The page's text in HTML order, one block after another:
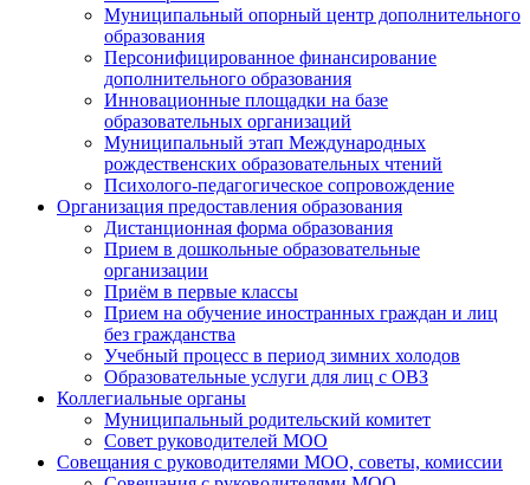
Муниципальный опорный центр дополнительного
образования
Персонифицированное финансирование
дополнительного образования
Инновационные площадки на базе
образовательных организаций
Муниципальный этап Международных
рождественских образовательных чтений
Психолого-педагогическое сопровождение
Организация предоставления образования
Дистанционная форма образования
Прием в дошкольные образовательные
организации
Приём в первые классы
Прием на обучение иностранных граждан и лиц
без гражданства
Учебный процесс в период зимних холодов
Образовательные услуги для лиц с ОВЗ
Коллегиальные органы
Муниципальный родительский комитет
Совет руководителей МОО
Совещания с руководителями МОО, советы, комиссии